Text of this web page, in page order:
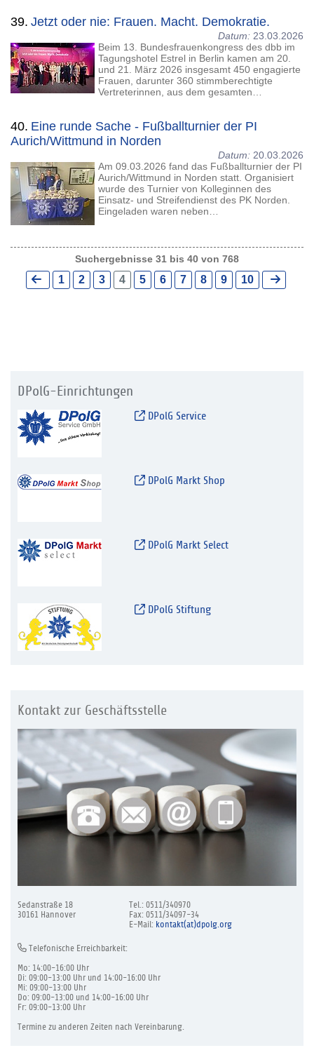
39. Jetzt oder nie: Frauen. Macht. Demokratie.
Datum: 23.03.2026
Beim 13. Bundesfrauenkongress des dbb im
Tagungshotel Estrel in Berlin kamen am 20.
und 21. März 2026 insgesamt 450 engagierte
Frauen, darunter 360 stimmberechtigte
Vertreterinnen, aus dem gesamten…
40. Eine runde Sache - Fußballturnier der PI
Aurich/Wittmund in Norden
Datum: 20.03.2026
Am 09.03.2026 fand das Fußballturnier der PI
Aurich/Wittmund in Norden statt. Organisiert
wurde des Turnier von Kolleginnen des
Einsatz- und Streifendienst des PK Norden.
Eingeladen waren neben…
Suchergebnisse 31 bis 40 von 768
1 2 3 4 5 6 7 8 9 10
DPolG-Einrichtungen
DPolG Service
DPolG Markt Shop
DPolG Markt Select
DPolG Stiftung
Kontakt zur Geschäftsstelle
Sedanstraße 18
30161 Hannover
Tel.: 0511/340970
Fax: 0511/34097-34
E-Mail: kontakt(at)dpolg.org
Telefonische Erreichbarkeit:
Mo: 14:00-16:00 Uhr
Di: 09:00-13:00 Uhr und 14:00-16:00 Uhr
Mi: 09:00-13:00 Uhr
Do: 09:00-13:00 und 14:00-16:00 Uhr
Fr: 09:00-13:00 Uhr
Termine zu anderen Zeiten nach Vereinbarung.